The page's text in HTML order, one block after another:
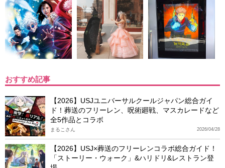
おすすめ記事
【2026】USJユニバーサルクールジャパン総合ガイ
ド！葬送のフリーレン、呪術廻戦、マスカレードなど
全5作品とコラボ
2026/04/28
まるこさん
【2026】USJ×葬送のフリーレンコラボ総合ガイド！
「ストーリー・ウォーク」&ハリドリ&レストラン登